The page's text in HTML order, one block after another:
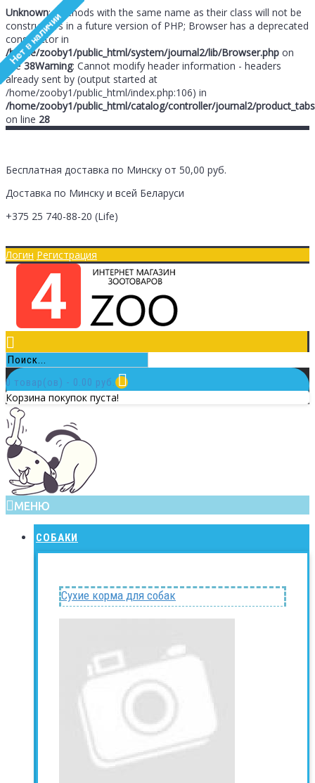
Unknown: Methods with the same name as their class will not be
constructors in a future version of PHP; Browser has a deprecated
constructor in
/home/zooby1/public_html/system/journal2/lib/Browser.php on
line38Warning: Cannot modify header information - headers
already sent by (output started at
/home/zooby1/public_html/index.php:106) in
/home/zooby1/public_html/catalog/controller/journal2/
on line 28
Бесплатная доставка по Минску от 50,00 руб.
Доставка по Минску и всей Беларуси
+375 25 740-88-20 (Life)
Логин Регистрация
0 товар(ов) - 0.00 руб.
Корзина покупок пуста!
МЕНЮ
СОБАКИ
Сухие корма для собак